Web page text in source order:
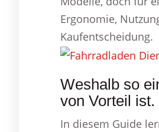
Ergonomie,
Kaufentscheidung.
Weshalb so
von Vorteil ist.
In diesem Guide